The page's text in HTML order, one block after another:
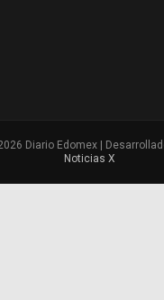
Diario Edomex |
Noticias X